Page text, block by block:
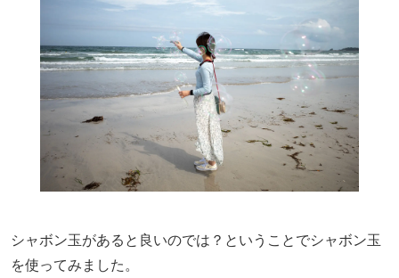
シャボン玉があると良いのでは？ということでシャボン玉
を使ってみました。